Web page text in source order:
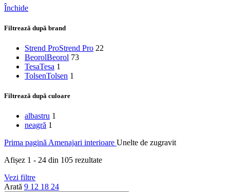
Închide
Filtrează după brand
Strend ProStrend Pro 22
BeorolBeorol 73
TesaTesa 1
TolsenTolsen 1
Filtrează după culoare
albastru 1
neagră 1
Prima pagină Amenajari interioare Unelte de zugravit
Afișez 1 - 24 din 105 rezultate
Vezi filtre
Arată 9 12 18 24